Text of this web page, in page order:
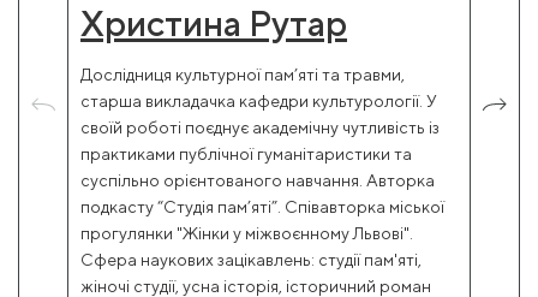
Христина Рутар
Дослідниця культурної пам’яті та травми,
старша викладачка кафедри культурології. У
своїй роботі поєднує академічну чутливість із
практиками публічної гуманітаристики та
суспільно орієнтованого навчання. Авторка
подкасту “Студія пам’яті”. Співавторка міської
прогулянки "Жінки у міжвоєнному Львові".
Сфера наукових зацікавлень: студії пам'яті,
жіночі студії, усна історія, історичний роман